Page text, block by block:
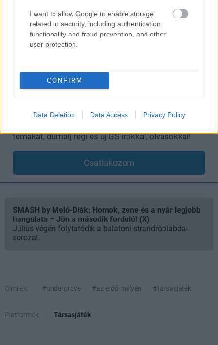
I want to allow Google to enable storage
related to security, including authentication
functionality and fraud prevention, and other
user protection.
CONFIRM
Data Deletion Data Access Privacy Policy
Beszélgetnél velünk erről a hírről?
Lennél a GameStar közösség tagja? Gyere a
témákat, dumálj régi és új GS írókkal, olvasókkal!
Csatlakozom
SMASH by Meló-Diák: Homok, zene és a nyár legjobb
hangulata – Jön a második forduló! (X)
Július végén folytatódik a balatoni strandröplabda-
sorozat.
Címkék: #undergrove #az erdő mélyén #társasjáték
Platformok: Társasjáték